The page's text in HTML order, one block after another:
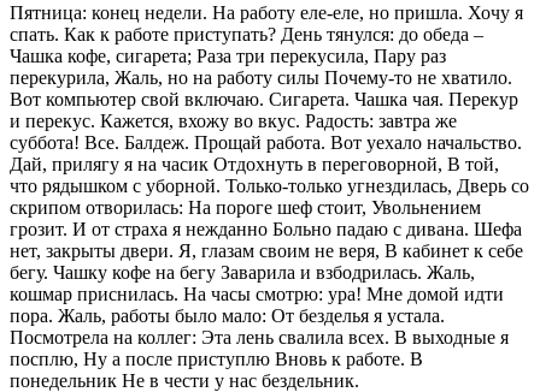
Пятница: конец недели. На работу еле-еле, но пришла. Хочу я
спать. Как к работе приступать? День тянулся: до обеда –
Чашка кофе, сигарета; Раза три перекусила, Пару раз
перекурила, Жаль, но на работу силы Почему-то не хватило.
Вот компьютер свой включаю. Сигарета. Чашка чая. Перекур
и перекус. Кажется, вхожу во вкус. Радость: завтра же
суббота! Все. Балдеж. Прощай работа. Вот уехало начальство.
Дай, прилягу я на часик Отдохнуть в переговорной, В той,
что рядышком с уборной. Только-только угнездилась, Дверь со
скрипом отворилась: На пороге шеф стоит, Увольнением
грозит. И от страха я нежданно Больно падаю с дивана. Шефа
нет, закрыты двери. Я, глазам своим не веря, В кабинет к себе
бегу. Чашку кофе на бегу Заварила и взбодрилась. Жаль,
кошмар приснилась. На часы смотрю: ура! Мне домой идти
пора. Жаль, работы было мало: От безделья я устала.
Посмотрела на коллег: Эта лень свалила всех. В выходные я
посплю, Ну а после приступлю Вновь к работе. В
понедельник Не в чести у нас бездельник.